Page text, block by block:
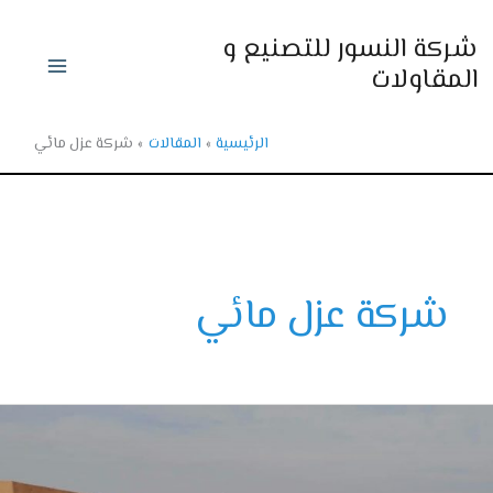
النسور للتصنيع و
الرئيسية المقالات شركة عزل مائي
شركة عزل مائي